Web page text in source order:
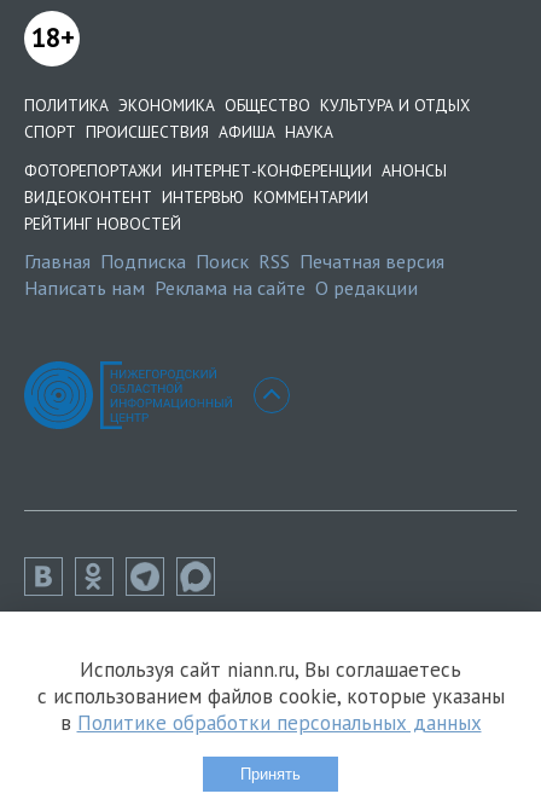
18+
ПОЛИТИКА ЭКОНОМИКА ОБЩЕСТВО КУЛЬТУРА И ОТДЫХ
СПОРТ ПРОИСШЕСТВИЯ АФИША НАУКА
ФОТОРЕПОРТАЖИ ИНТЕРНЕТ-КОНФЕРЕНЦИИ АНОНСЫ
ВИДЕОКОНТЕНТ ИНТЕРВЬЮ КОММЕНТАРИИ
РЕЙТИНГ НОВОСТЕЙ
Главная Подписка Поиск RSS Печатная версия
Написать нам Реклама на сайте О редакции
Используя сайт niann.ru, Вы соглашаетесь
с использованием файлов cookie, которые указаны
в Политике обработки персональных данных
Принять